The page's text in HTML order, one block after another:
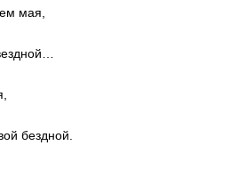
мая,
бездной.